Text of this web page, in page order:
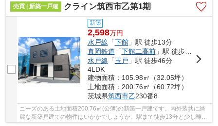
売買 | 新築一戸建
クライン筑西市乙第1期
新築
2,598万円
水戸線 「下館」駅 徒歩13分
真岡鉄道 「下館二高前」駅 徒歩22分
水戸線 「玉戸 」駅 徒歩46分
4LDK
建物面積：105.98㎡（32.05坪）
土地面積：200.76㎡（60.72坪）
茨城県筑西市乙230番8
ニーズのある土地面積200.76㎡(公簿)の新築一戸建です。内外装共に綺
麗な新築戸建ての物件はいかがでしょうか。駅まで徒歩13分と少し離れ